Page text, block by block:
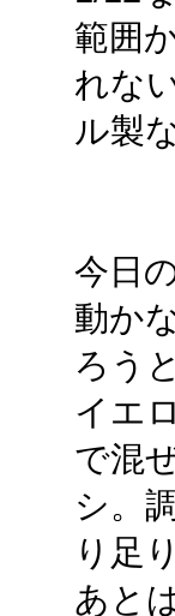
範囲
れな
ル製
今日
動か
ろう
イエ
で混
シ。
り足
あと